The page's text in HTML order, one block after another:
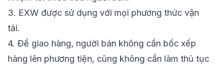
3. EXW được sử dụng với mọi phương thức vận
tải.
4. Để giao hàng, người bán không cần bốc xếp
hàng lên phương tiện, cũng không cần làm thủ tục